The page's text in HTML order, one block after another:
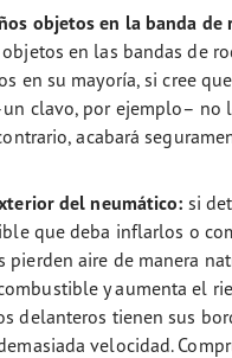
objetos en la banda de
en las bandas de
en su mayoría, si cree
clavo, por ejemplo– no
acabará
del neumático: si
que deba inflarlos o
pierden aire de manera
y aumenta el
delanteros tienen sus
velocidad.